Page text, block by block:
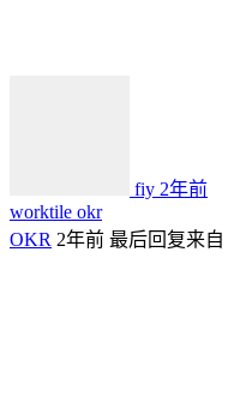
fiy 2年前
worktile okr
OKR 2年前 最后回复来自